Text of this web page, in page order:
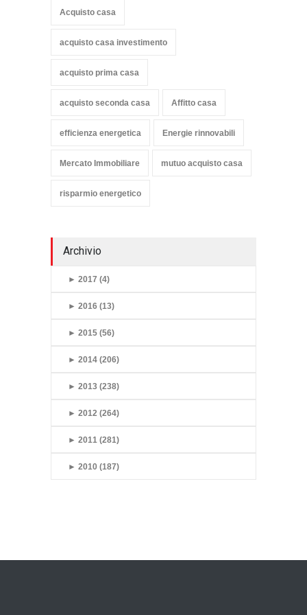
Acquisto casa
acquisto casa investimento
acquisto prima casa
acquisto seconda casa Affitto casa
efficienza energetica Energie rinnovabili
Mercato Immobiliare mutuo acquisto casa
risparmio energetico
Archivio
► 2017 (4)
► 2016 (13)
► 2015 (56)
► 2014 (206)
► 2013 (238)
► 2012 (264)
► 2011 (281)
► 2010 (187)